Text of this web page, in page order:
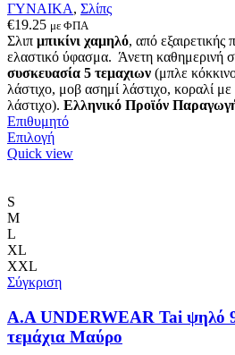
προϊόντος
ΓΥΝΑΙΚΑ, Σλίπς
€19.25 με ΦΠΑ
Σλιπ μπικίνι χαμηλό, από εξαιρετικής
ελαστικό ύφασμα. Άνετη καθημερινή
συσκευασία 5 τεμαχιων (μπλε
λάστιχο, μοβ ασημί λάστιχο, κοραλί
λάστιχο). Ελληνικό Προϊόν
Επιθυμητό
ΕπιλογήΑυτό
το
να
στη
σελίδα
του
Quick view
S
M
L
XL
XXL
Σύγκριση
A.A UNDERWEAR Tai ψηλό
τεμάχια Μαύρο